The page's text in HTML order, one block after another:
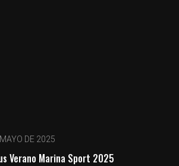
DE 2025
Verano Marina Sport 2025